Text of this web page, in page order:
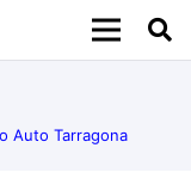
Auto Tarragona